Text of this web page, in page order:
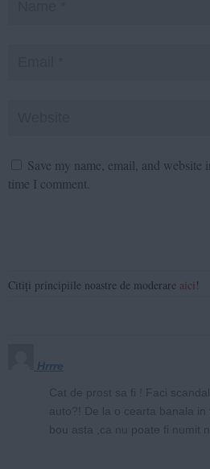
Save my name, email, and website
time I comment.
Citiți principiile noastre de moderare aici !
Hrrre